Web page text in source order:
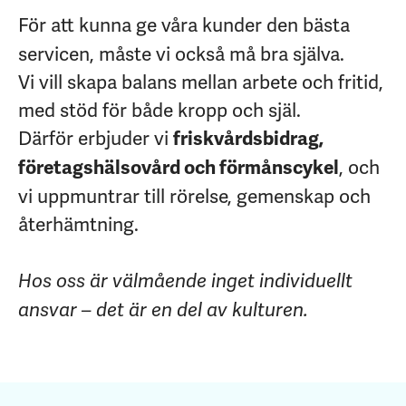
För att kunna ge våra kunder den bästa
servicen, måste vi också må bra själva.
Vi vill skapa balans mellan arbete och fritid,
med stöd för både kropp och själ.
Därför erbjuder vi friskvårdsbidrag,
företagshälsovård och förmånscykel, och
vi uppmuntrar till rörelse, gemenskap och
återhämtning.
Hos oss är välmående inget individuellt
ansvar – det är en del av kulturen.